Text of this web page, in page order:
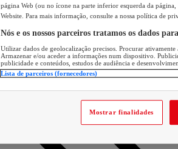
página Web (ou no ícone na parte inferior esquerda da página,
Website. Para mais informação, consulte a nossa política de
Nós e os nossos parceiros tratamos os dados
Utilizar dados de geolocalização precisos. Procurar
Armazenar e/ou aceder a informações num dispositivo.
publicidade e conteúdos, estudos de audiência e
Lista de parceiros (fornecedores)
Mostrar finalidades